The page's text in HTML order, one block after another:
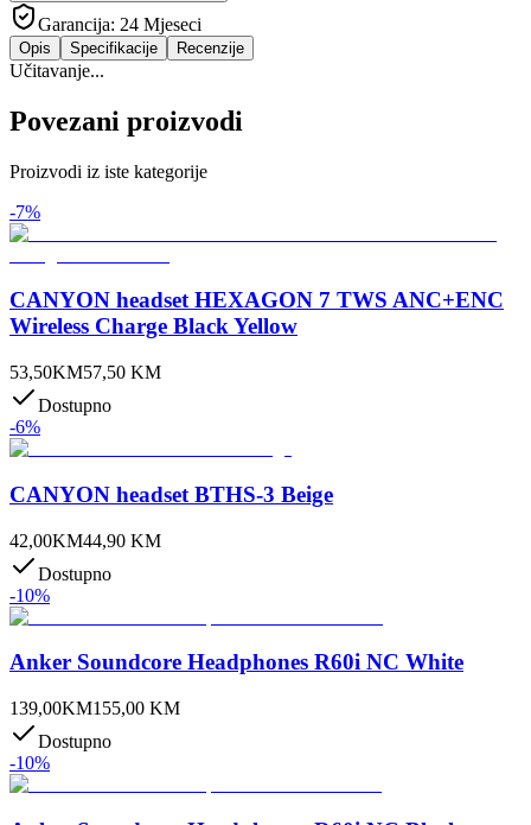
Garancija: 24 Mjeseci
Opis Specifikacije Recenzije
Učitavanje...
Povezani proizvodi
Proizvodi iz iste kategorije
-7%
CANYON headset HEXAGON 7 TWS ANC+ENC
Wireless Charge Black Yellow
53,50KM57,50 KM
Dostupno
-6%
CANYON headset BTHS-3 Beige
42,00KM44,90 KM
Dostupno
-10%
Anker Soundcore Headphones R60i NC White
139,00KM155,00 KM
Dostupno
-10%